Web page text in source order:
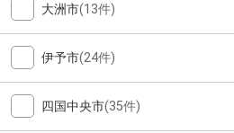
大洲市(13件)
伊予市(24件)
四国中央市(35件)